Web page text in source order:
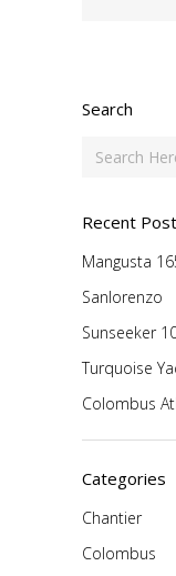
Search
Recent
Mangusta
Sanlorenzo
Sunseeker
Turquoise
Colombus
Categories
Chantier
Colombus